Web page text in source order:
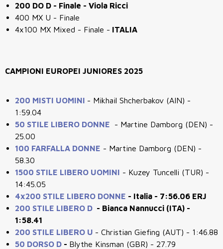
200 DO D - Finale - Viola Ricci
400 MX U - Finale
4x100 MX Mixed - Finale - ITALIA
CAMPIONI EUROPEI JUNIORES 2025
200 MISTI UOMINI - Mikhail Shcherbakov (AIN) -
1:59.04
50 STILE LIBERO DONNE
- Martine Damborg (DEN) -
25.00
100 FARFALLA DONNE - Martine Damborg (DEN) -
58.30
1500 STILE LIBERO UOMINI - Kuzey Tuncelli (TUR) -
14:45.05
4x200 STILE LIBERO DONNE - Italia - 7:56.06 ERJ
200 STILE LIBERO D - Bianca Nannucci (ITA) -
1:58.41
200 STILE LIBERO U - Christian Giefing (AUT) - 1:46.88
50 DORSO D - Blythe Kinsman (GBR) - 27.79